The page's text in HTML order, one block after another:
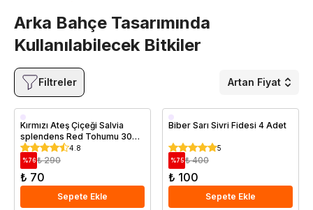
Arka Bahçe Tasarımında
Kullanılabilecek Bitkiler
Filtreler Artan Fiyat
Kırmızı Ateş Çiçeği Salvia
splendens Red Tohumu 30
Adet
4.8
%76 ₺ 290
₺ 70
Sepete Ekle
Biber Sarı Sivri Fidesi 4 Adet
5
%75 ₺ 400
₺ 100
Sepete Ekle